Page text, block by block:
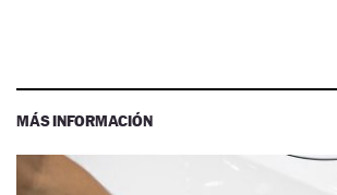
MÁS INFORMACIÓN